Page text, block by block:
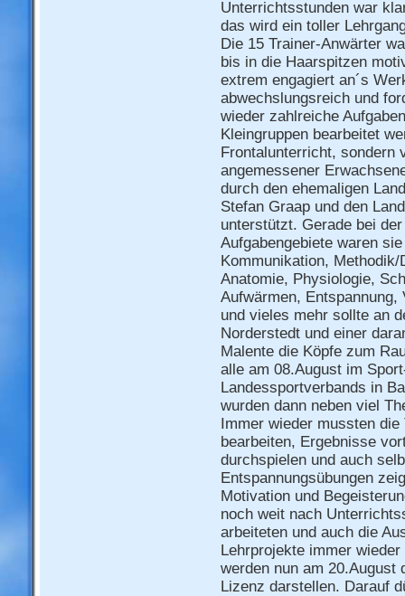
Unterrichtsstunden war
das wird ein toller
Die 15 Trainer-Anwärter
bis in die Haarspitzen
extrem engagiert an´s
abwechslungsreich und
wieder zahlreiche
Kleingruppen bearbeitet
Frontalunterricht, sondern
angemessener
durch den ehemaligen
Stefan Graap und den
unterstützt. Gerade bei
Aufgabengebiete waren
Kommunikation,
Anatomie, Physiologie,
Aufwärmen,
und vieles mehr sollte an
Norderstedt und einer
Malente die Köpfe zum
alle am 08.August im
Landessportverbands in
wurden dann neben viel
Immer wieder mussten
bearbeiten, Ergebnisse
durchspielen und auch
Entspannungsübungen
Motivation und
noch weit nach
arbeiteten und auch die
Lehrprojekte immer
werden nun am 20.August
Lizenz darstellen. Darauf